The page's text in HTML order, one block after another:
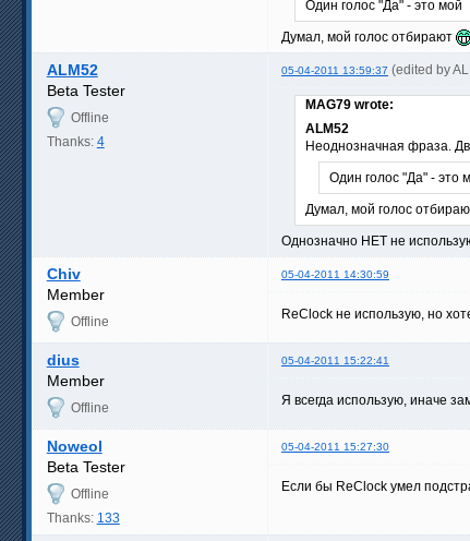
Один голос "Да" - это мой
Думал, мой голос отбирают
ALM52 05-04-2011 13:59:37 (edited by
Beta Tester
Offline
Thanks: 4
MAG79 wrote:
ALM52
Неоднозначная фраза.
Один голос "Да" - это
Думал, мой голос
Однозначно НЕТ не
Chiv 05-04-2011 14:30:59
Member
Offline ReClock не использую, но
dius 05-04-2011 15:22:41
Member
Offline Я всегда использую, иначе
Noweol 05-04-2011 15:27:30
Beta Tester
Offline
Thanks: 133
Если бы ReClock умел